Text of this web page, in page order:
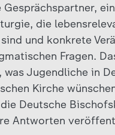
die
und konkrete
Fragen.
was Jugendliche in
Kirche
Deutsche
Antworten